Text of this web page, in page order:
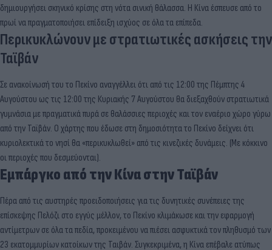
δημιουργήσει σκηνικό κρίσης στη νότα σινική θάλασσα. Η Κίνα έσπευσε από το
πρωί να πραγματοποιήσει επίδειξη ισχύος σε όλα τα επίπεδα.
Περικυκλώνουν με στρατιωτικές ασκήσεις την
Ταϊβάν
Σε ανακοίνωσή του το Πεκίνο αναγγέλλει ότι από τις 12:00 της Πέμπτης 4
Αυγούστου ως τις 12:00 της Κυριακής 7 Αυγούστου θα διεξαχθούν στρατιωτικά
γυμνάσια με πραγματικά πυρά σε θαλάσσιες περιοχές και τον εναέριο χώρο γύρω
από την Ταϊβάν. Ο χάρτης που έδωσε στη δημοσιότητα το Πεκίνο δείχνει ότι
κυριολεκτικά το νησί θα «περικυκλωθεί» από τις κινεζικές δυνάμεις. (Με κόκκινο
οι περιοχές που δεσμεύονται).
Eμπάργκο από την Κίνα στην Ταϊβάν
Πέρα από τις αυστηρές προειδοποιήσεις για τις δυνητικές συνέπειες της
επίσκεψης Πελόζι στο εγγύς μέλλον, το Πεκίνο κλιμάκωσε και την εφαρμογή
αντίμετρων σε όλα τα πεδία, προκειμένου να πιέσει ασφυκτικά τον πληθυσμό των
23 εκατομμυρίων κατοίκων της Ταιβάν. Συγκεκριμένα, η Κίνα επέβαλε ατύπως